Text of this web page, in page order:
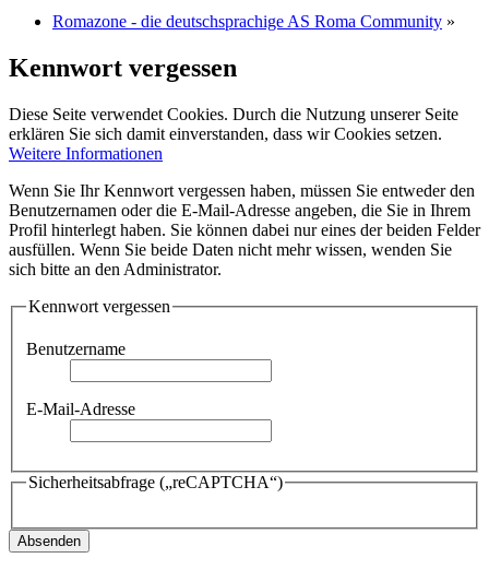
Romazone - die deutschsprachige AS Roma Community »
Kennwort vergessen
Diese Seite verwendet Cookies. Durch die Nutzung unserer Seite
erklären Sie sich damit einverstanden, dass wir Cookies setzen.
Weitere Informationen
Wenn Sie Ihr Kennwort vergessen haben, müssen Sie entweder den
Benutzernamen oder die E-Mail-Adresse angeben, die Sie in Ihrem
Profil hinterlegt haben. Sie können dabei nur eines der beiden Felder
ausfüllen. Wenn Sie beide Daten nicht mehr wissen, wenden Sie
sich bitte an den Administrator.
Kennwort vergessen
Benutzername
E-Mail-Adresse
Sicherheitsabfrage („reCAPTCHA“)